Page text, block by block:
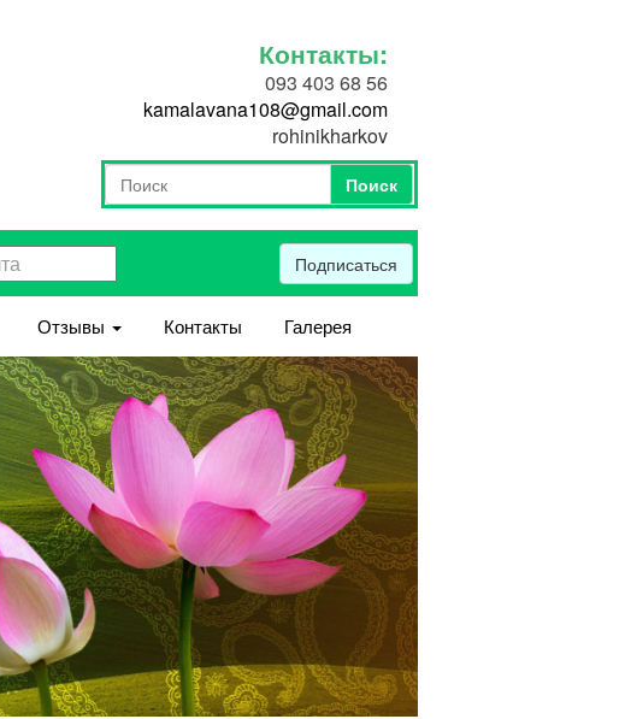
Контакты:
093 403 68 56
kamalavana108@gmail.com
rohinikharkov
Форма поиска
Поиск
Поиск
Подписаться
Отзывы Контакты Галерея